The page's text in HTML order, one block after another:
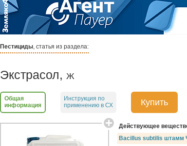
Пестициды, статья из раздела:
Экстрасол, Ж
Общая
информация
Инструкция по
применению в СХ
Купить
Действующее
Bacillus subtilis штамм